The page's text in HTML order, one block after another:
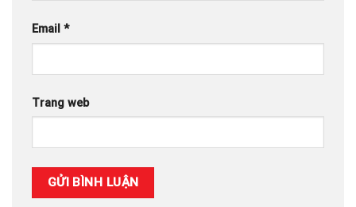
Email *
Trang web